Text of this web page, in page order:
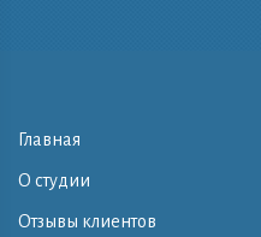
Главная
О студии
Отзывы клиентов